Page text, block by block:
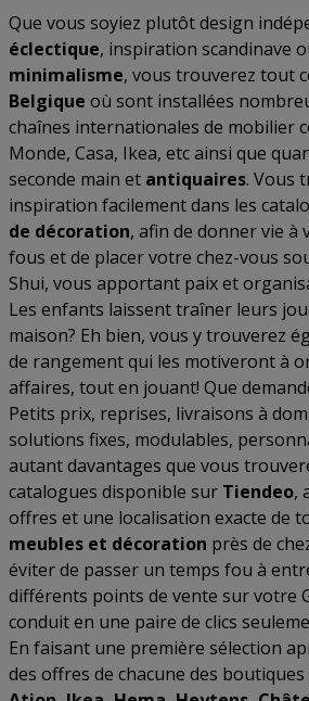
Que vous soyiez plutôt design
éclectique, inspiration scandinave
minimalisme, vous trouverez tout
Belgique où sont installées
chaînes internationales de mobilier
Monde, Casa, Ikea, etc ainsi que
seconde main et antiquaires. Vous
inspiration facilement dans les
de décoration, afin de donner vie à
fous et de placer votre chez-vous
Shui, vous apportant paix et
Les enfants laissent traîner leurs
maison? Eh bien, vous y trouverez
de rangement qui les motiveront à
affaires, tout en jouant! Que
Petits prix, reprises, livraisons à
solutions fixes, modulables,
autant davantages que vous
catalogues disponible sur Tiendeo,
offres et une localisation exacte de
meubles et décoration près de
éviter de passer un temps fou à
différents points de vente sur votre
conduit en une paire de clics
En faisant une première sélection
des offres de chacune des